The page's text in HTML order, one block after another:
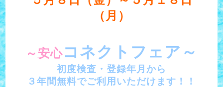
（月）
～安心コネクトフェア～
初度検査・登録年月から
３年間無料でご利用いただけます！！